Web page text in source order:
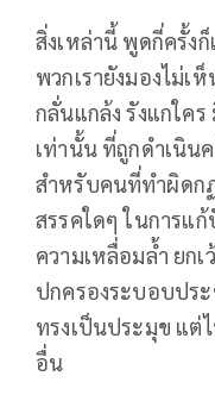
สิ่งเหล่านี้ พูดกี่ครั้ง
พวกเรายังมองไม่เ
กลั่นแกล้ง รังแกใค
เท่านั้น ที่ถูกดำเนิ
สำหรับคนที่ทำผิดก
สรรคใดๆ ในการแ
ความเหลื่อมล้ำ ยก
ปกครองระบอบปร
ทรงเป็นประมุข แต่
อื่น